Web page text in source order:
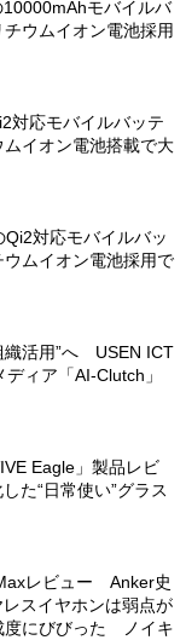
モバイルバ
ウムイオン電池採用
対応モバイルバッテ
イオン電池搭載で大
対応モバイルバッ
ムイオン電池採用で
織活用”へ USEN ICT
ィア「AI-Clutch」
Eagle」製品レビ
た“日常使い”グラス
レビュー Anker史
スイヤホンは弱点が
度にびびった ノイキ